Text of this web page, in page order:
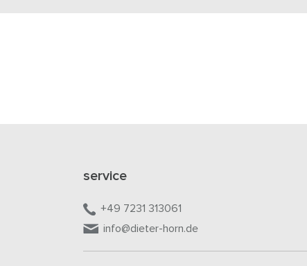
service
+49 7231 313061
info@dieter-horn.de